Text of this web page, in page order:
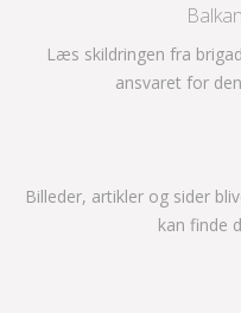
Læs skildringen fra
ansvaret for
Billeder, artikler og sider
kan finde